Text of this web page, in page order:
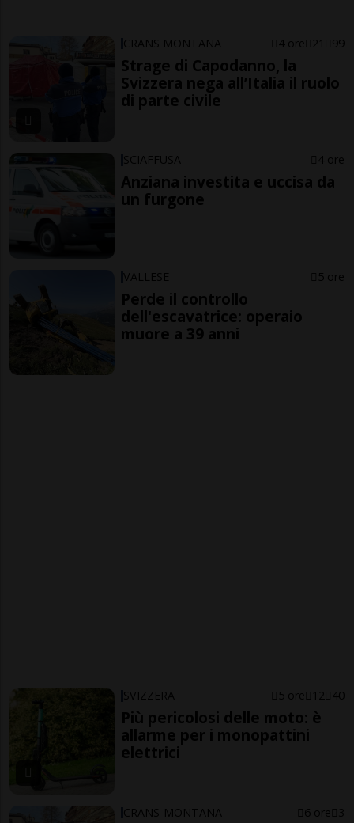
CRANS MONTANA 4 ore 21 99
Strage di Capodanno, la
Svizzera nega all’Italia il ruolo
di parte civile
SCIAFFUSA 4 ore
Anziana investita e uccisa da
un furgone
VALLESE 5 ore
Perde il controllo
dell'escavatrice: operaio
muore a 39 anni
SVIZZERA 5 ore 12 40
Più pericolosi delle moto: è
allarme per i monopattini
elettrici
CRANS-MONTANA 6 ore 3